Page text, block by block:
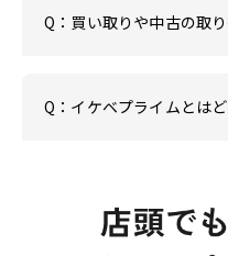
Q：買い取りや中古の取
Q：イケベプライムとは